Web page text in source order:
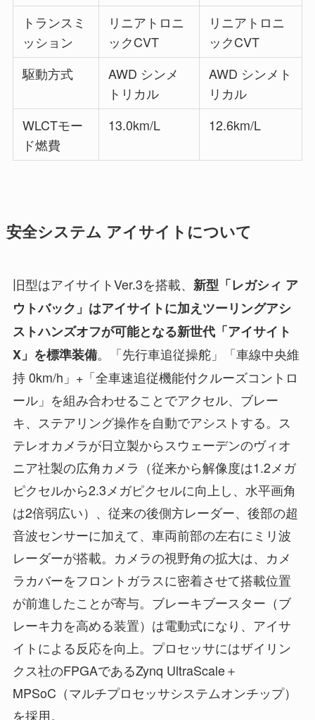
トランスミ
ッション
リニアトロニ
ックCVT
リニアトロニ
ックCVT
駆動方式
AWD シンメ
トリカル
AWD シンメト
リカル
WLCTモー
ド燃費
13.0km/L 12.6km/L
安全システム アイサイトについて
旧型はアイサイトVer.3を搭載、 新型「レガシィ ア
ウトバック」はアイサイトに加えツーリングアシ
ストハンズオフが可能となる新世代「アイサイト
X」を標準装備。「先行車追従操舵」「車線中央維
持 0km/h」+「全車速追従機能付クルーズコントロ
ール」を組み合わせることでアクセル、ブレー
キ、ステアリング操作を自動でアシストする。ス
テレオカメラが日立製からスウェーデンのヴィオ
ニア社製の広角カメラ（従来から解像度は1.2メガ
ピクセルから2.3メガピクセルに向上し、水平画角
は2倍弱広い）、従来の後側方レーダー、後部の超
音波センサーに加えて、車両前部の左右にミリ波
レーダーが搭載。カメラの視野角の拡大は、カメ
ラカバーをフロントガラスに密着させて搭載位置
が前進したことが寄与。ブレーキブースター（ブ
レーキ力を高める装置）は電動式になり、アイサ
イトによる反応を向上。プロセッサにはザイリン
クス社のFPGAであるZynq UltraScale＋
MPSoC（マルチプロセッサシステムオンチップ）
を採用。